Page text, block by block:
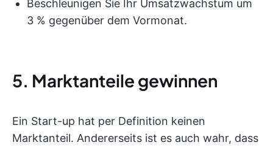
Beschleunigen Sie Ihr Umsatzwachstum um
3 % gegenüber dem Vormonat.
5. Marktanteile gewinnen
Ein Start-up hat per Definition keinen
Marktanteil. Andererseits ist es auch wahr, dass